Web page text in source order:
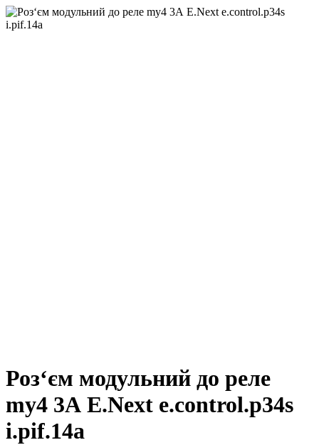
Роз‘єм модульний до реле
my4 3А E.Next e.control.p34s
і.pіf.14a